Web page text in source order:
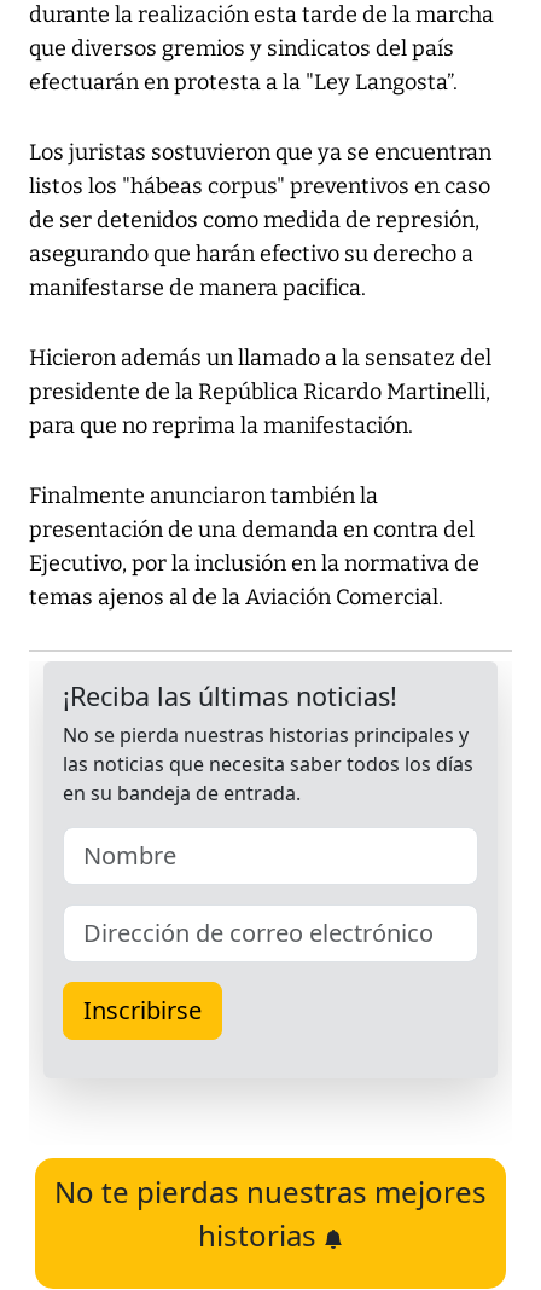
durante la realización esta tarde de la marcha
que diversos gremios y sindicatos del país
efectuarán en protesta a la "Ley Langosta”.
Los juristas sostuvieron que ya se encuentran
listos los "hábeas corpus" preventivos en caso
de ser detenidos como medida de represión,
asegurando que harán efectivo su derecho a
manifestarse de manera pacifica.
Hicieron además un llamado a la sensatez del
presidente de la República Ricardo Martinelli,
para que no reprima la manifestación.
Finalmente anunciaron también la
presentación de una demanda en contra del
Ejecutivo, por la inclusión en la normativa de
temas ajenos al de la Aviación Comercial.
No te pierdas nuestras mejores
historias